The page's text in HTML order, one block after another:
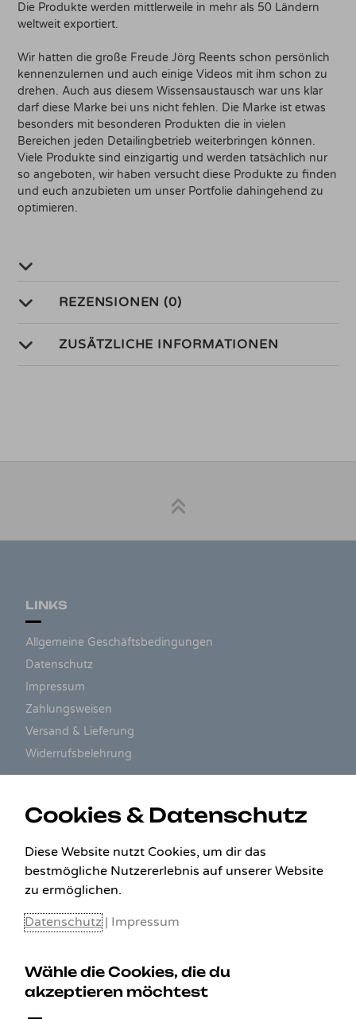
Die Produkte werden mittlerweile in mehr als 50 Ländern
weltweit exportiert.
Wir hatten die große Freude Jörg Reents schon persönlich
kennenzulernen und auch einige Videos mit ihm schon zu
drehen. Auch aus diesem Wissensaustausch war uns klar
darf diese Marke bei uns nicht fehlen. Die Marke ist etwas
besonders mit besonderen Produkten die in vielen
Bereichen jeden Detailingbetrieb weiterbringen können.
Viele Produkte sind einzigartig und werden tatsächlich nur
so angeboten, wir haben versucht diese Produkte zu finden
und euch anzubieten um unser Portfolie dahingehend zu
optimieren.
REZENSIONEN (0)
ZUSÄTZLICHE INFORMATIONEN
LINKS
Allgemeine Geschäftsbedingungen
Datenschutz
Impressum
Zahlungsweisen
Versand & Lieferung
Widerrufsbelehrung
Cookies & Datenschutz
Diese Website nutzt Cookies, um dir das
bestmögliche Nutzererlebnis auf unserer Website
zu ermöglichen.
Datenschutz | Impressum
Wähle die Cookies, die du
akzeptieren möchtest